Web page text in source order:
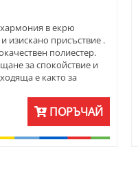
в екрю
изискано присъствие .
полиестер.
за спокойствие и
е както за
и за специални
красиво и запазва
едновременно
Предлага се за кръгли,
маси и може да се
ПОРЪЧАЙ